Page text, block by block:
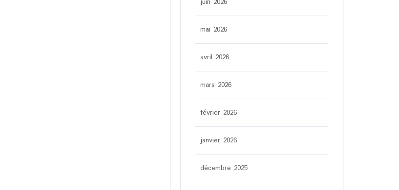
mai 2026
avril 2026
mars 2026
février 2026
janvier 2026
décembre 2025